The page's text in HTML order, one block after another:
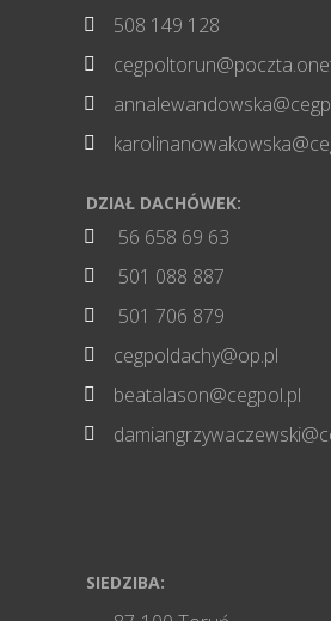
 508 149 128



DZIAŁ DACHÓWEK:
 56 658 69 63
 501 088 887
 501 706 879
 cegpoldachy@op.pl
 beatalason@cegpol.pl

SIEDZIBA: